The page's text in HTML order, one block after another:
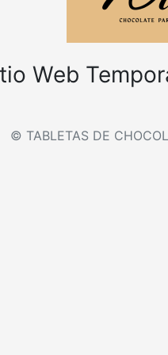
Web
© TABLETAS DE